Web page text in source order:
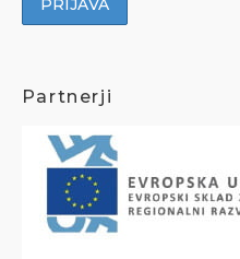
Partnerji